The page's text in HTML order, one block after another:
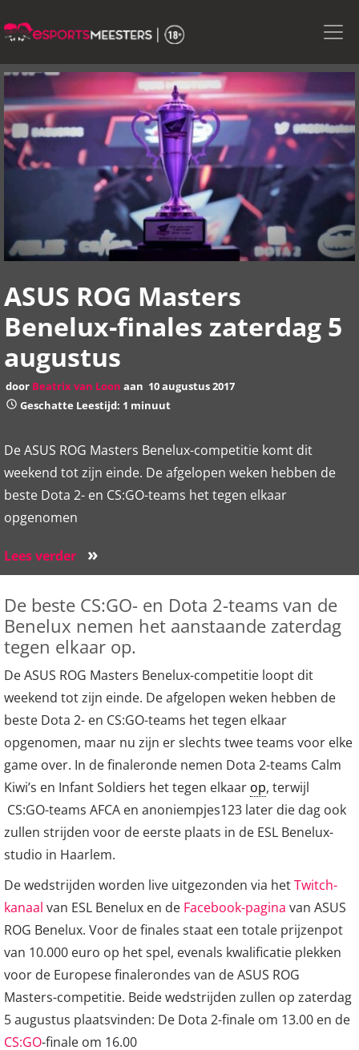
to
content
ASUS ROG Masters
Benelux-finales zaterdag 5
augustus
door Beatrix van Loon aan 10 augustus 2017
Geschatte Leestijd: 1 minuut
De ASUS ROG Masters Benelux-competitie komt dit
weekend tot zijn einde. De afgelopen weken hebben de
beste Dota 2- en CS:GO-teams het tegen elkaar
opgenomen
Lees verder »
De beste CS:GO- en Dota 2-teams van de
Benelux nemen het aanstaande zaterdag
tegen elkaar op.
De ASUS ROG Masters Benelux-competitie loopt dit
weekend tot zijn einde. De afgelopen weken hebben de
beste Dota 2- en CS:GO-teams het tegen elkaar
opgenomen, maar nu zijn er slechts twee teams voor elke
game over. In de finaleronde nemen Dota 2-teams Calm
Kiwi’s en Infant Soldiers het tegen elkaar op, terwijl
CS:GO-teams AFCA en anoniempjes123 later die dag ook
zullen strijden voor de eerste plaats in de ESL Benelux-
studio in Haarlem.
De wedstrijden worden live uitgezonden via hetTwitch-
kanaal van ESL Benelux en de Facebook-pagina van ASUS
ROG Benelux. Voor de finales staat een totale prijzenpot
van 10.000 euro op het spel, evenals kwalificatie plekken
voor de Europese finalerondes van de ASUS ROG
Masters-competitie. Beide wedstrijden zullen op zaterdag
5 augustus plaatsvinden: De Dota 2-finale om 13.00 en de
CS:GO-finale om 16.00